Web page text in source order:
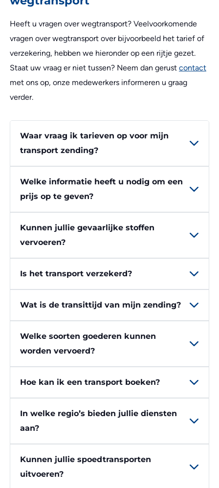
Heeft u vragen over wegtransport? Veelvoorkomende
vragen over wegtransport over bijvoorbeeld het tarief of
verzekering, hebben we hieronder op een rijtje gezet.
Staat uw vraag er niet tussen? Neem dan gerust contact
met ons op, onze medewerkers informeren u graag
verder.
Waar vraag ik tarieven op voor mijn
transport zending?
Welke informatie heeft u nodig om een
prijs op te geven?
Kunnen jullie gevaarlijke stoffen
vervoeren?
Is het transport verzekerd?
Wat is de transittijd van mijn zending?
Welke soorten goederen kunnen
worden vervoerd?
Hoe kan ik een transport boeken?
In welke regio’s bieden jullie diensten
aan?
Kunnen jullie spoedtransporten
uitvoeren?